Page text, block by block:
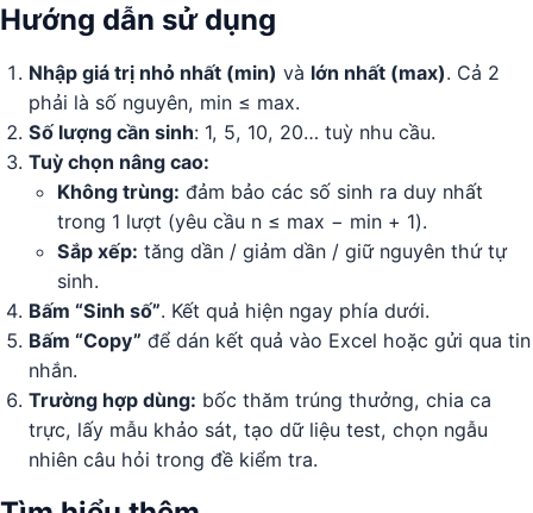
Hướng dẫn sử dụng
Nhập giá trị nhỏ nhất (min) và lớn nhất (max). Cả 2
phải là số nguyên, min ≤ max.
Số lượng cần sinh: 1, 5, 10, 20… tuỳ nhu cầu.
Tuỳ chọn nâng cao:
Không trùng: đảm bảo các số sinh ra duy nhất
trong 1 lượt (yêu cầu n ≤ max − min + 1).
Sắp xếp: tăng dần / giảm dần / giữ nguyên thứ tự
sinh.
Bấm “Sinh số”. Kết quả hiện ngay phía dưới.
Bấm “Copy” để dán kết quả vào Excel hoặc gửi qua tin
nhắn.
Trường hợp dùng: bốc thăm trúng thưởng, chia ca
trực, lấy mẫu khảo sát, tạo dữ liệu test, chọn ngẫu
nhiên câu hỏi trong đề kiểm tra.